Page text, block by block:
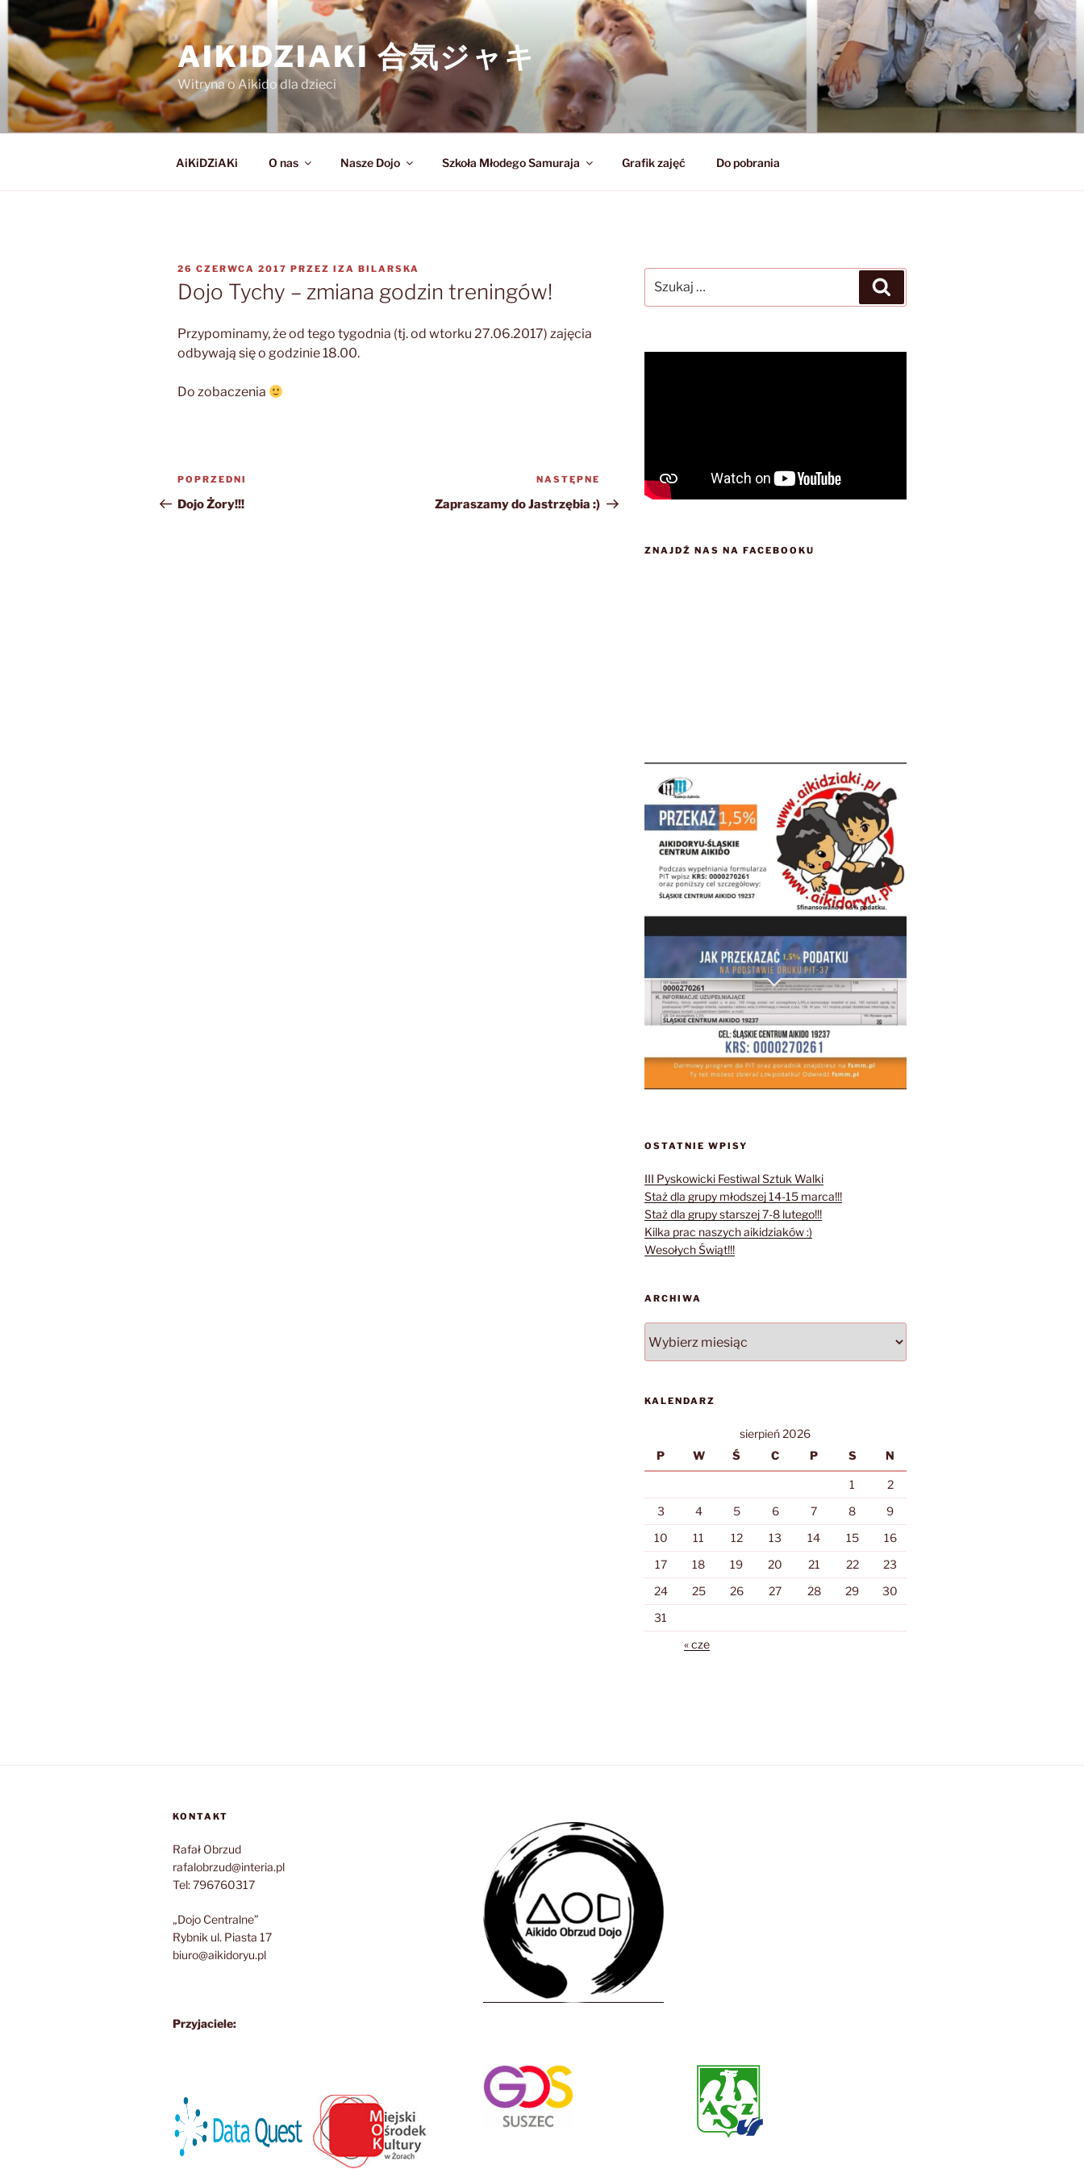
do
treści
AIKIDZIAKI 合気ジャキ
Witryna o Aikido dla dzieci
AiKiDZiAKi O nas Nasze Dojo Szkoła Młodego Samuraja Grafik zajęć Do pobrania
OPUBLIKOWANE
W
26 CZERWCA 2017 PRZEZ IZA BILARSKA
Dojo Tychy – zmiana godzin treningów!
Przypominamy, że od tego tygodnia (tj. od wtorku 27.06.2017) zajęcia
odbywają się o godzinie 18.00.
Do zobaczenia
Nawigacja
wpisu
Poprzedni
wpis
POPRZEDNI
Dojo Żory!!!
Następny
wpis
NASTĘPNE
Zapraszamy do Jastrzębia :)
ZNAJDŹ NAS NA FACEBOOKU
OSTATNIE WPISY
III Pyskowicki Festiwal Sztuk Walki
Staż dla grupy młodszej 14-15 marca!!!
Staż dla grupy starszej 7-8 lutego!!!
Kilka prac naszych aikidziaków :)
Wesołych Świąt!!!
ARCHIWA
KALENDARZ
sierpień 2026
P
W Ś C P S N
1
2
3
4 5 6 7 8
9
10
11 12 13 14 15
16
17
18 19 20 21 22
23
24
25 26 27 28 29
30
31
« cze
KONTAKT
Rafał Obrzud
rafalobrzud@interia.pl
Tel: 796760317
„Dojo Centralne”
Rybnik ul. Piasta 17
biuro@aikidoryu.pl
Przyjaciele: